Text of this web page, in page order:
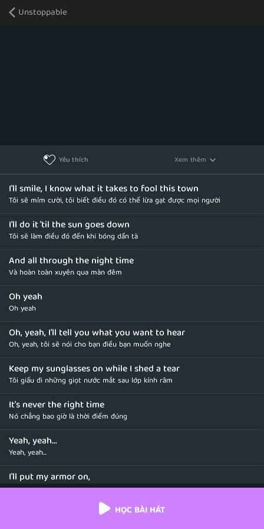
Unstoppable
Yêu thích Xem thêm
I'll smile, I know what it takes to fool this town
Tôi sẽ mỉm cười, tôi biết điều đó có thể lừa gạt được mọi người
I'll do it 'til the sun goes down
Tôi sẽ làm điều đó đến khi bóng dần tà
And all through the night time
Và hoàn toàn xuyên qua màn đêm
Oh yeah
Oh yeah
Oh, yeah, I'll tell you what you want to hear
Oh, yeah, tôi sẽ nói cho bạn điều bạn muốn nghe
Keep my sunglasses on while I shed a tear
Tôi giấu đi những giọt nước mắt sau lớp kính râm
It's never the right time
Nó chẳng bao giờ là thời điểm đúng
Yeah, yeah...
Yeah, yeah...
I'll put my armor on,
Tôi sẽ khoác lên mình chiếc áo giáp
Show you how strong I amHỌC BÀI HÁT